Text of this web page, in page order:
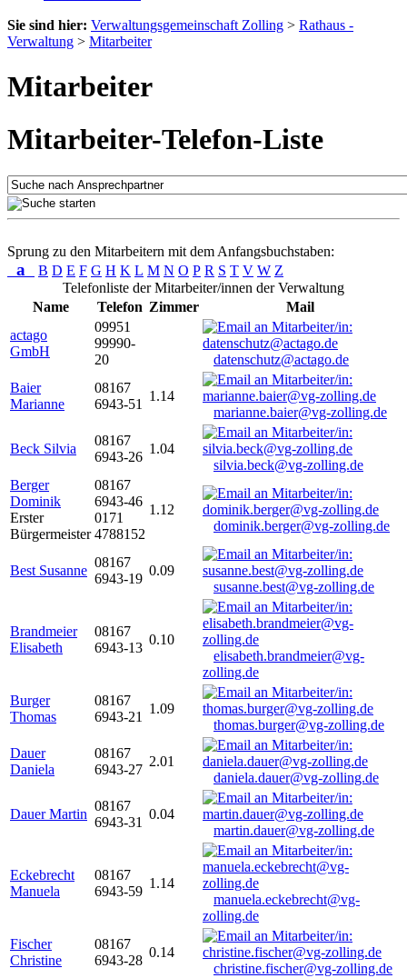
Sie sind hier: Verwaltungsgemeinschaft Zolling > Rathaus -
Verwaltung > Mitarbeiter
Mitarbeiter
Mitarbeiter-Telefon-Liste
Sprung zu den Mitarbeitern mit dem Anfangsbuchstaben:
a B D E F G H K L M N O P R S T V W Z
Telefonliste der Mitarbeiter/innen der Verwaltung
Name
Telefon Zimmer
Mail
actago
GmbH
09951
99990-
20
datenschutz@actago.de
Baier
Marianne
08167
6943-51
1.14
marianne.baier@vg-zolling.de
Beck Silvia
08167
6943-26
1.04
silvia.beck@vg-zolling.de
Berger
Dominik
Erster
Bürgermeister
08167
6943-46
0171
4788152
1.12
dominik.berger@vg-zolling.de
Best Susanne
08167
6943-19
0.09
susanne.best@vg-zolling.de
Brandmeier
Elisabeth
08167
6943-13
0.10
elisabeth.brandmeier@vg-
zolling.de
Burger
Thomas
08167
6943-21
1.09
thomas.burger@vg-zolling.de
Dauer
Daniela
08167
6943-27
2.01
daniela.dauer@vg-zolling.de
Dauer Martin
08167
6943-31
0.04
martin.dauer@vg-zolling.de
Eckebrecht
Manuela
08167
6943-59
1.14
manuela.eckebrecht@vg-
zolling.de
Fischer
Christine
08167
6943-28
0.14
christine.fischer@vg-zolling.de